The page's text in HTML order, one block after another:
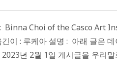
Binna Choi of the Casco Art
이 : 루케아 설명 : 아래 글은
년 2월 1일 게시글을 우리말